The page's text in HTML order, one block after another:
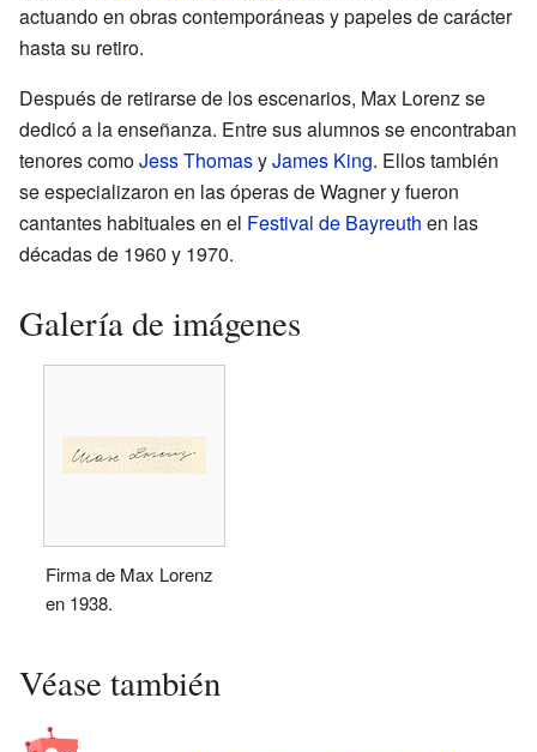
actuando en obras contemporáneas y papeles de carácter
hasta su retiro.
Después de retirarse de los escenarios, Max Lorenz se
dedicó a la enseñanza. Entre sus alumnos se encontraban
tenores comoJess ThomasyJames King. Ellos también
se especializaron en las óperas de Wagner y fueron
cantantes habituales en el Festival de Bayreuth en las
décadas de 1960 y 1970.
Galería de imágenes
Firma de Max Lorenz
en 1938.
Véase también